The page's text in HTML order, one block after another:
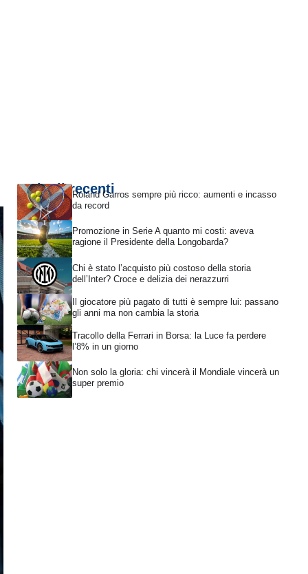
Articoli recentiRoland Garros sempre più ricco: aumenti e incasso
da record
Promozione in Serie A quanto mi costi: aveva
ragione il Presidente della Longobarda?
Chi è stato l’acquisto più costoso della storia
dell’Inter? Croce e delizia dei nerazzurri
Il giocatore più pagato di tutti è sempre lui: passano
gli anni ma non cambia la storia
Tracollo della Ferrari in Borsa: la Luce fa perdere
l’8% in un giorno
Non solo la gloria: chi vincerà il Mondiale vincerà un
super premio